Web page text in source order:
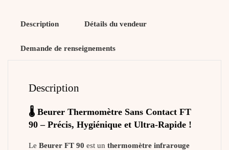
Description Détails du vendeur
Demande de renseignements
Description
🌡️ Beurer Thermomètre Sans Contact FT
90 – Précis, Hygiénique et Ultra-Rapide !
Le Beurer FT 90 est un thermomètre infrarouge